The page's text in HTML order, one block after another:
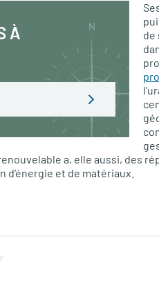
À
de
renouvelable a, elle aussi, des
et de matériaux.